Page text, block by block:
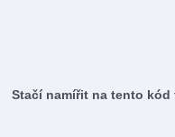
Stačí namířit na tento